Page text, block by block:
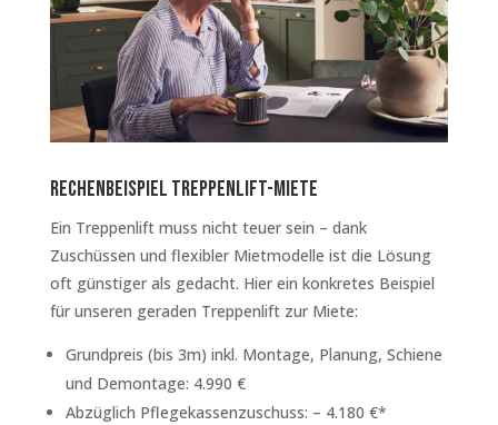
Rechenbeispiel Treppenlift-Miete
Ein Treppenlift muss nicht teuer sein – dank
Zuschüssen und flexibler Mietmodelle ist die Lösung
oft günstiger als gedacht. Hier ein konkretes Beispiel
für unseren geraden Treppenlift zur Miete:
Grundpreis (bis 3m) inkl. Montage, Planung, Schiene
und Demontage: 4.990 €
Abzüglich Pflegekassenzuschuss: – 4.180 €*